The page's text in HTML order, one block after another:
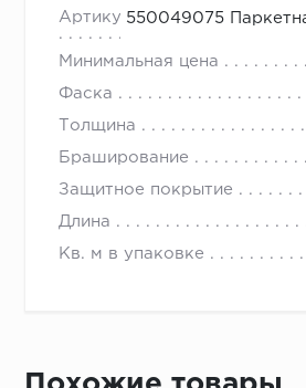
Артикул550049075
Минимальная цена
Фаска
Толщина
Браширование
Защитное покрытие
Длина
Кв. м в упаковке
Код продукта 550049075
Порода дерева дуб
Селекция Ориджинал
Тип дизайна трехполосный
Цветовая гамма (оттенок)